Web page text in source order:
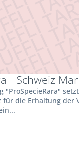
- Schweiz
"ProSpecieRara"
für die Erhaltung der